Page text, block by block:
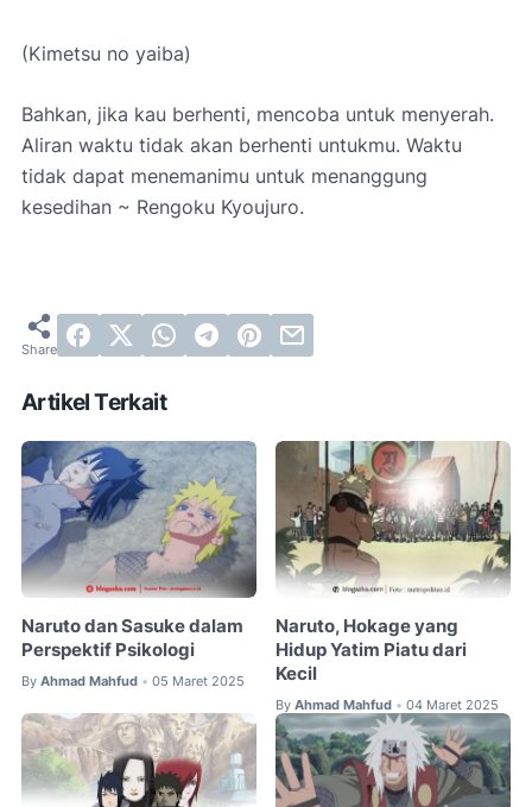
(Kimetsu no yaiba)
Bahkan, jika kau berhenti, mencoba untuk menyerah.
Aliran waktu tidak akan berhenti untukmu. Waktu
tidak dapat menemanimu untuk menanggung
kesedihan ~ Rengoku Kyoujuro.
Artikel Terkait
Naruto dan Sasuke dalam
Perspektif Psikologi
By Ahmad Mahfud • 05 Maret 2025
Naruto, Hokage yang
Hidup Yatim Piatu dari
Kecil
By Ahmad Mahfud • 04 Maret 2025